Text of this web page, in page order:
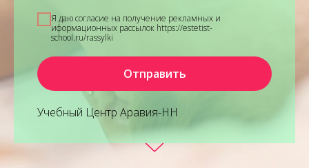
Я даю согласие на получение рекламных и
иформационных рассылок https://estetist-
school.ru/rassylki
Отправить
Учебный Центр Аравия-НН